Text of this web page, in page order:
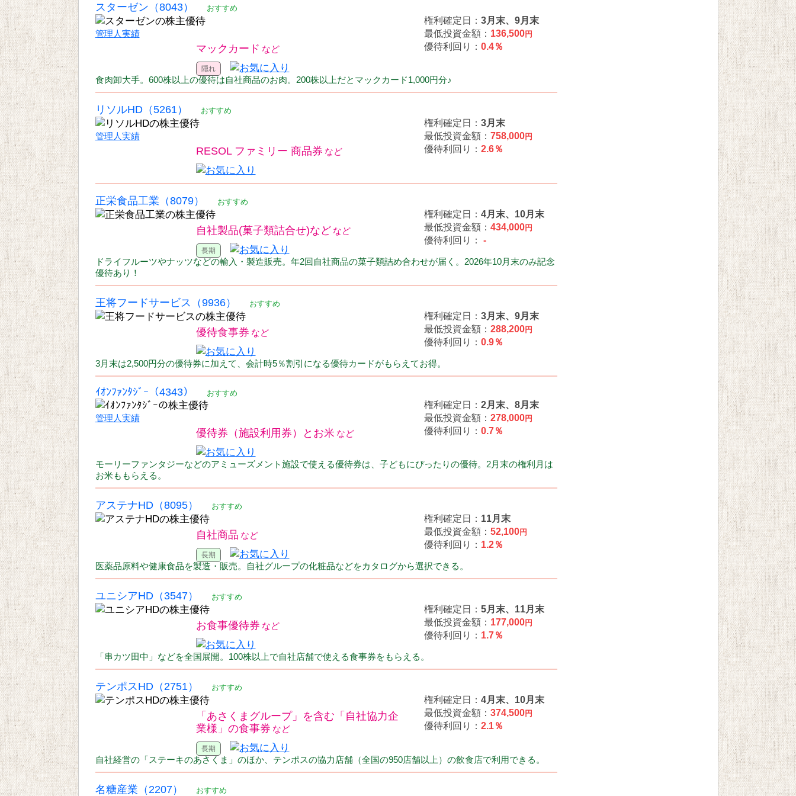
スターゼン（8043） おすすめ
管理人実績
マックカード
権利確定日： 3月末、9月末
最低投資金額： 136,500円
優待利回り： 0.4％
食肉卸大手。600株以上の優待は自社商品のお肉。200株以上だとマックカード1,000円分♪
リソルHD（5261） おすすめ
管理人実績
RESOL ファミリー 商品券
権利確定日： 3月末
最低投資金額： 758,000円
優待利回り： 2.6％
正栄食品工業（8079） おすすめ
自社製品(菓子類詰合せ)など
権利確定日： 4月末、10月末
最低投資金額： 434,000円
優待利回り： -
ドライフルーツやナッツなどの輸入・製造販売。年2回自社商品の菓子類詰め合わせが届く。2026年10月末のみ記念
優待あり！
王将フードサービス（9936） おすすめ
優待食事券
権利確定日： 3月末、9月末
最低投資金額： 288,200円
優待利回り： 0.9％
3月末は2,500円分の優待券に加えて、会計時5％割引になる優待カードがもらえてお得。
ｲｵﾝﾌｧﾝﾀｼﾞｰ（4343） おすすめ
管理人実績
優待券（施設利用券）とお米
権利確定日： 2月末、8月末
最低投資金額： 278,000円
優待利回り： 0.7％
モーリーファンタジーなどのアミューズメント施設で使える優待券は、子どもにぴったりの優待。2月末の権利月は
お米ももらえる。
アステナHD（8095） おすすめ
自社商品
権利確定日： 11月末
最低投資金額： 52,100円
優待利回り： 1.2％
医薬品原料や健康食品を製造・販売。自社グループの化粧品などをカタログから選択できる。
ユニシアHD（3547） おすすめ
お食事優待券
権利確定日： 5月末、11月末
最低投資金額： 177,000円
優待利回り： 1.7％
「串カツ田中」などを全国展開。100株以上で自社店舗で使える食事券をもらえる。
テンポスHD（2751） おすすめ
「あさくまグループ」を含む「自社協力企
業様」の食事券
権利確定日： 4月末、10月末
最低投資金額： 374,500円
優待利回り： 2.1％
自社経営の「ステーキのあさくま」のほか、テンポスの協力店舗（全国の950店舗以上）の飲食店で利用できる。
名糖産業（2207） おすすめ